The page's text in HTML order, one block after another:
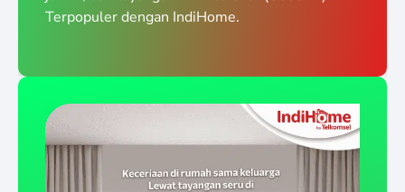
Terpopuler dengan IndiHome.